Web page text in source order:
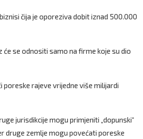
čija je oporeziva dobit iznad 500.000
se odnositi samo na firme koje su dio
poreske rajeve vrijedne više milijardi
jurisdikcije mogu primjeniti „dopunski“
druge zemlje mogu povećati poreske